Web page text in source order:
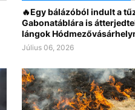
🔥Egy bálázóból indult a
Gabonatáblára is
lángok
Július 06, 2026